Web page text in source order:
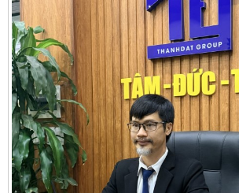
Cần thuê MBKD tại Phường Khương Đình
Cần thuê MBKD tại Phường Yên Sở
Cần thuê MBKD tại Phường Hoàng Liệt
Cần thuê MBKD tại Phường Định Công
Cần thuê MBKD tại Phường Tương Mai
Cần thuê MBKD tại Phường Vĩnh Hưng
Cần thuê MBKD tại Phường Lĩnh Nam
Cần thuê MBKD tại Phường Hồng Hà
Cần thuê MBKD tại Phường Láng
Cần thuê MBKD tại Phường Văn Miếu
Cần thuê MBKD tại Phường Kim Liên